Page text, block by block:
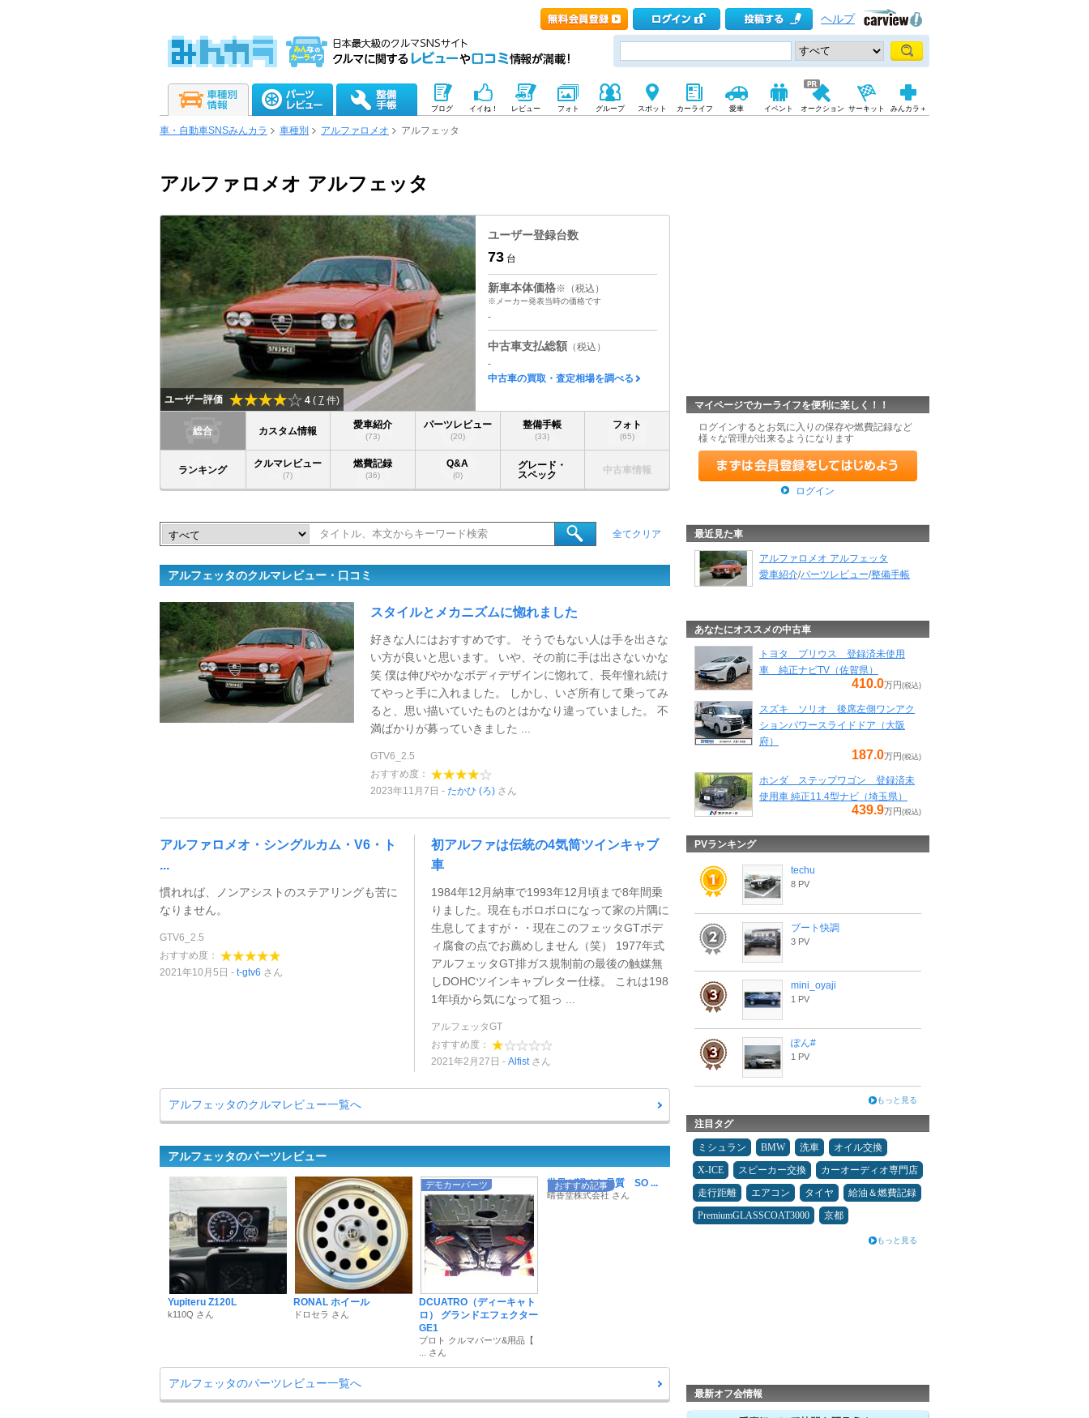
ヘルプ
ブログ イイね！ レビュー フォト グループ スポット カーライフ 愛車 イベント オークション サーキット みんカラ＋
車・自動車SNSみんカラ 車種別 アルファロメオ アルフェッタ
アルファロメオ アルフェッタ
ユーザー評価 4 ( 7 件)
ユーザー登録台数
73 台
新車本体価格※（税込）
※メーカー発表当時の価格です
-
中古車支払総額 （税込）
-
中古車の買取・査定相場を調べる
総合 カスタム情報
愛車紹介
(73)
パーツレビュー
(20)
整備手帳
(33)
フォト
(65)
ランキング
クルマレビュー
(7)
燃費記録
(36)
Q&A
(0)
グレード・
スペック
中古車情報
全てクリア
アルフェッタのクルマレビュー・口コミ
スタイルとメカニズムに惚れました
好きな人にはおすすめです。 そうでもない人は手を出さな
い方が良いと思います。 いや、その前に手は出さないかな
笑 僕は伸びやかなボディデザインに惚れて、長年憧れ続け
てやっと手に入れました。 しかし、いざ所有して乗ってみ
ると、思い描いていたものとはかなり違っていました。 不
満ばかりが募っていきました ...
GTV6_2.5
おすすめ度：
2023年11月7日
たかひ (ろ) さん
アルファロメオ・シングルカム・V6・ト
...
慣れれば、ノンアシストのステアリングも苦に
なりません。
GTV6_2.5
おすすめ度：
2021年10月5日
t-gtv6 さん
初アルファは伝統の4気筒ツインキャブ
車
1984年12月納車で1993年12月頃まで8年間乗
りました。現在もボロボロになって家の片隅に
生息してますが・・現在このフェッタGTボデ
ィ腐食の点でお薦めしません（笑） 1977年式
アルフェッタGT排ガス規制前の最後の触媒無
しDOHCツインキャブレター仕様。 これは198
1年頃から気になって狙っ ...
アルフェッタGT
おすすめ度：
2021年2月27日
Alfistさん
アルフェッタのクルマレビュー一覧へ
アルフェッタのパーツレビュー
Yupiteru Z120L
k110Q さん
RONAL ホイール
ドロセラ さん
デモカーパーツ
DCUATRO（ディーキャト
ロ） グランドエフェクター
GE1
プロト クルマパーツ&用品【
... さん
おすすめ記事
世界が認めた品質 SO ...
晴香堂株式会社 さん
アルフェッタのパーツレビュー一覧へ
マイページでカーライフを便利に楽しく！！
ログインするとお気に入りの保存や燃費記録など
様々な管理が出来るようになります
ログイン
最近見た車
アルファロメオ アルフェッタ
愛車紹介/パーツレビュー/整備手帳
あなたにオススメの中古車
トヨタ プリウス 登録済未使用
車 純正ナビTV（佐賀県）
410.0万円 (税込)
スズキ ソリオ 後席左側ワンアク
ションパワースライドドア（大阪
府）
187.0万円 (税込)
ホンダ ステップワゴン 登録済未
使用車 純正11.4型ナビ（埼玉県）
439.9万円 (税込)
PVランキング
techu
8 PV
ブート快調
3 PV
mini_oyaji
1 PV
ぽん#
1 PV
もっと見る
注目タグ
ミシュラン BMW 洗車
オイル交換
X-ICE
スピーカー交換
カーオーディオ専門店
走行距離
エアコン タイヤ
給油＆燃費記録
PremiumGLASSCOAT3000
京都
もっと見る
最新オフ会情報